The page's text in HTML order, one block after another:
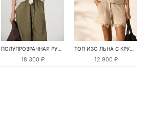
ПОЛУПРОЗРАЧНАЯ РУБАШКА С РОМАШКАМИ
18 300 ₽
ТОП ИЗО ЛЬНА С КРУЖЕВОМ
12 900 ₽